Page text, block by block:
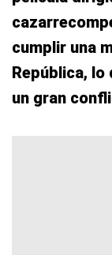
cumplir una
República, lo
un gran